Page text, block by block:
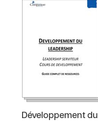
Développement du